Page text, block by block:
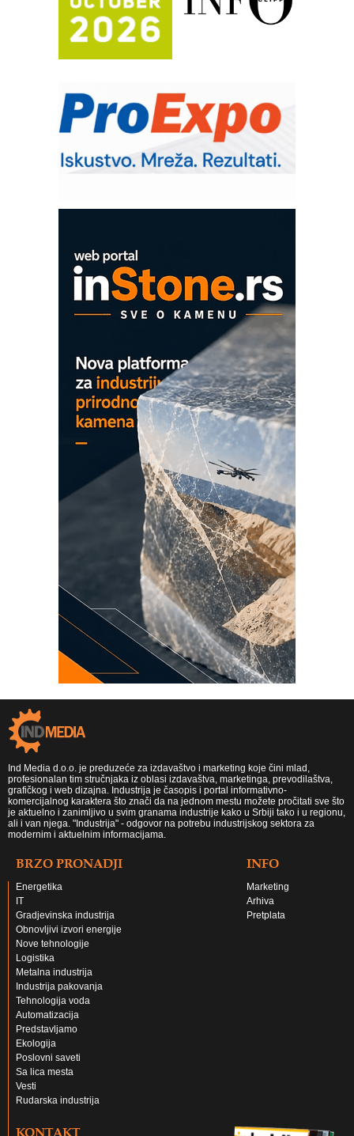
Potpuna efikasnost bez složenih
sistema
Trajna oznaka kao dugoročna korist
IB BLUMENAUER - više od 40 godina
poverenja u industriji
RMQ-TITAN ADVANCED INDICATOR
– Pametna signalizacija za efikasnije
upravljanje mašinama
era CNC merenja
Proizvodnja iC7 Hybrid 1500 VDC
mrežnog pretvarača sa tečnim
hlađenjem
COMBYPACK
EVOKS Maintenance Management
Ind Media d.o.o. je preduzeće za izdavaštvo i marketing koje čini mlad,
profesionalan tim stručnjaka iz oblasi izdavaštva, marketinga, prevodilaštva,
grafičkog i web dizajna. Industrija je časopis i portal informativno-
komercijalnog karaktera što znači da na jednom mestu možete pročitati sve što
je aktuelno i zanimljivo u svim granama industrije kako u Srbiji tako i u regionu,
ali i van njega. "Industrija" - odgovor na potrebu industrijskog sektora za
modernim i aktuelnim informacijama.
BRZO PRONADJI
Energetika
IT
Gradjevinska industrija
Obnovljivi izvori energije
Nove tehnologije
Logistika
Metalna industrija
Industrija pakovanja
Tehnologija voda
Automatizacija
Predstavljamo
Ekologija
Poslovni saveti
Sa lica mesta
Vesti
Rudarska industrija
INFO
Marketing
Arhiva
Pretplata
KONTAKT